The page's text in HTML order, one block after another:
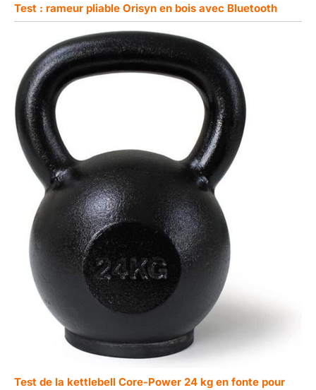
Test : rameur pliable Orisyn en bois avec Bluetooth
Test de la kettlebell Core-Power 24 kg en fonte pour